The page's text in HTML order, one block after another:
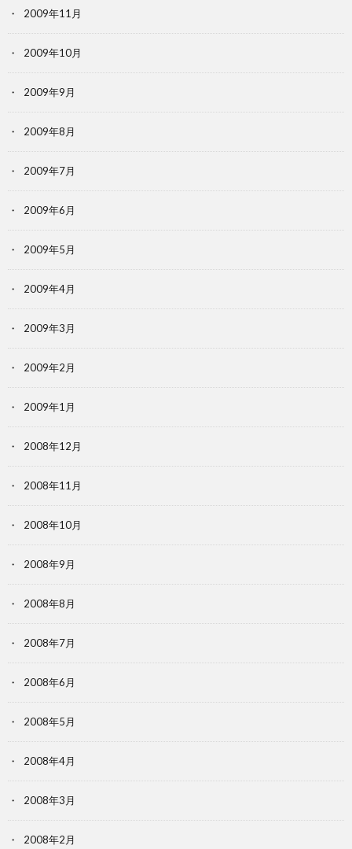
2009年11月
2009年10月
2009年9月
2009年8月
2009年7月
2009年6月
2009年5月
2009年4月
2009年3月
2009年2月
2009年1月
2008年12月
2008年11月
2008年10月
2008年9月
2008年8月
2008年7月
2008年6月
2008年5月
2008年4月
2008年3月
2008年2月